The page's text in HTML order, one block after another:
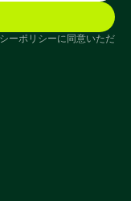
ーポリシーに同意いただ